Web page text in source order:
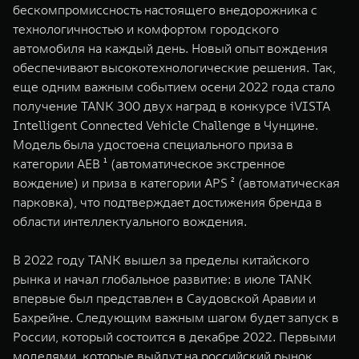
бескомпромиссность настоящего внедорожника с
технологичностью и комфортом городского
автомобиля на каждый день. Новый опыт вождения
обеспечивают высокотехнологические решения. Так,
еще одним важным событием осени 2022 года стало
получение TANK 300 двух наград в конкурсе iVISTA
Intelligent Connected Vehicle Challenge в Чунцине.
Модель была удостоена специального приза в
категории AEB ¹ (автоматическое экстренное
вождение) и приза в категории APS ² (автоматическая
парковка), что подтверждает достижения бренда в
области интеллектуального вождения.
В 2022 году TANK вышел за пределы китайского
рынка и начал глобальное развитие: в июле TANK
впервые был представлен в Саудовской Аравии и
Бахрейне. Следующим важным шагом будет запуск в
России, который состоится в декабре 2022. Первыми
моделями, которые выйдут на российский рынок,